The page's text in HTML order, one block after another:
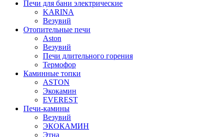
Печи для бани электрические
KARINA
Везувий
Отопительные печи
Aston
Везувий
Печи длительного горения
Термофор
Каминные топки
ASTON
Экокамин
EVEREST
Печи-камины
Везувий
ЭКОКАМИН
Этна